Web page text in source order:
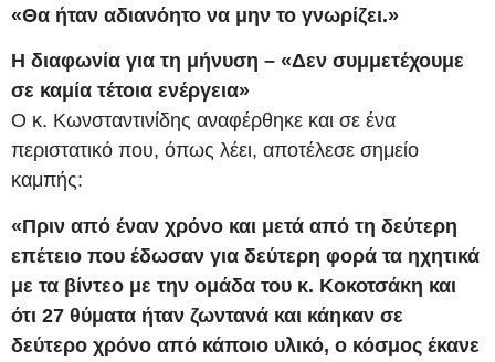
«Θα ήταν αδιανόητο να μην το γνωρίζει.»
Η διαφωνία για τη μήνυση – «Δεν συμμετέχουμε
σε καμία τέτοια ενέργεια»
Ο κ. Κωνσταντινίδης αναφέρθηκε και σε ένα
περιστατικό που, όπως λέει, αποτέλεσε σημείο
καμπής:
«Πριν από έναν χρόνο και μετά από τη δεύτερη
επέτειο που έδωσαν για δεύτερη φορά τα ηχητικά
με τα βίντεο με την ομάδα του κ. Κοκοτσάκη και
ότι 27 θύματα ήταν ζωντανά και κάηκαν σε
δεύτερο χρόνο από κάποιο υλικό, ο κόσμος έκανε